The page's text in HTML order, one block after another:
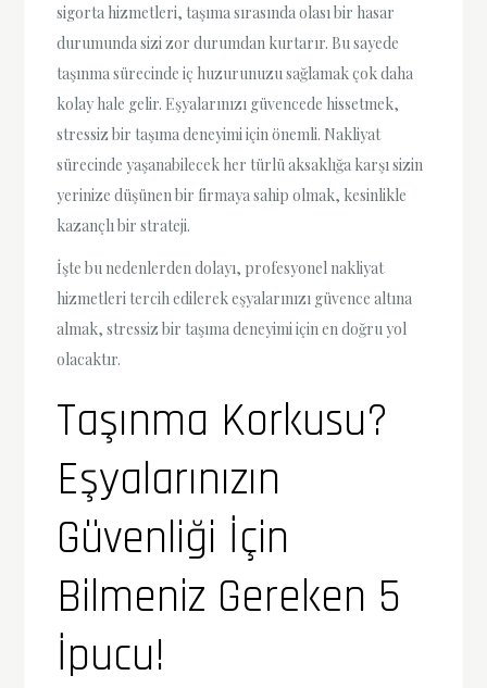
sigorta hizmetleri, taşıma sırasında olası bir hasar
durumunda sizi zor durumdan kurtarır. Bu sayede
taşınma sürecinde iç huzurunuzu sağlamak çok daha
kolay hale gelir. Eşyalarınızı güvencede hissetmek,
stressiz bir taşıma deneyimi için önemli. Nakliyat
sürecinde yaşanabilecek her türlü aksaklığa karşı sizin
yerinize düşünen bir firmaya sahip olmak, kesinlikle
kazançlı bir strateji.
İşte bu nedenlerden dolayı, profesyonel nakliyat
hizmetleri tercih edilerek eşyalarınızı güvence altına
almak, stressiz bir taşıma deneyimi için en doğru yol
olacaktır.
Taşınma Korkusu?
Eşyalarınızın
Güvenliği İçin
Bilmeniz Gereken 5
İpucu!